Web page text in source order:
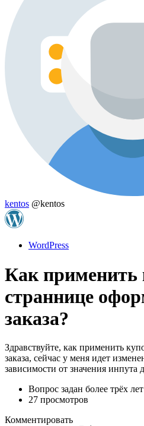
kentos @kentos
WordPress
Как применить
страннице
заказа?
Здравствуйте, как применить
заказа, сейчас у меня идет
зависимости от значения инпута
Вопрос задан более трёх
27 просмотров
Комментировать